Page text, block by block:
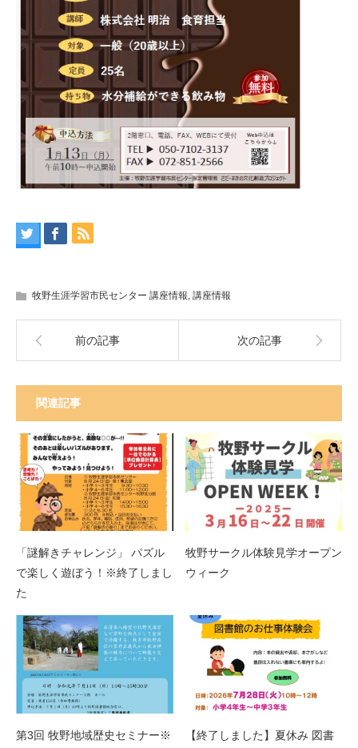
牧野生涯学習市民センター 講座情報 講座情報
前の記事 次の記事
関連記事
「謎解きチャレンジ」 パズル
で楽しく遊ぼう！※終了しまし
た
牧野サークル体験見学オープン
ウィーク
第3回 牧野地域歴史セミナー※ 【終了しました】夏休み 図書